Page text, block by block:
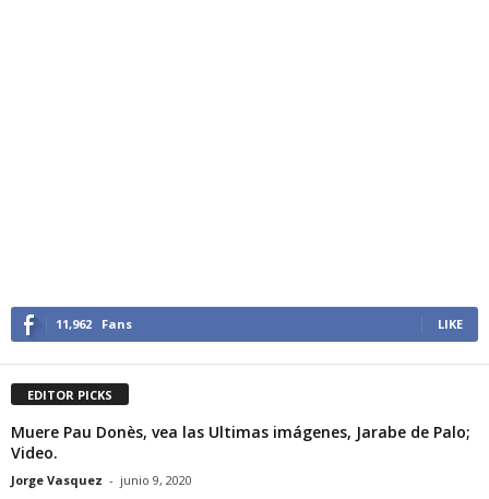
11,962 Fans LIKE
EDITOR PICKS
Muere Pau Donès, vea las Ultimas imágenes, Jarabe de Palo;
Video.
Jorge Vasquez - junio 9, 2020